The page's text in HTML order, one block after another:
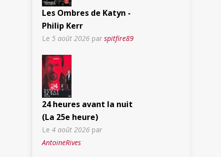
Les Ombres de Katyn -
Philip Kerr
Le 5 août 2026 par spitfire89
24 heures avant la nuit
(La 25e heure)
Le 4 août 2026 par
AntoineRives